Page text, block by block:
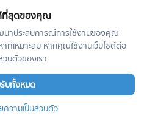
บางจาก พระโขนง เขต
✅ ทักไลน์ @connexproperty
35.5m2
บาท/เดือน
ที่สุดของคุณ
าประสบการณ์การใช้งานของคุณ
าที่เหมาะสม หากคุณใช้งานเว็บไซต์ต่อ
นตัวของเรา
บทั้งหมด
ความเป็นส่วนตัว